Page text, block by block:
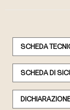
SCHEDA
SCHEDA DI